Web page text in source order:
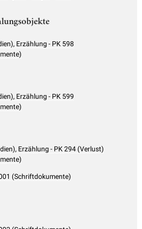
Erzählung - PK 598
Erzählung - PK 599
Erzählung - PK 294 (Verlust)
(Schriftdokumente)